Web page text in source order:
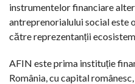
instrumentelor financiare
antreprenorialului social este
către reprezentanții
AFIN este prima instituție
România, cu capital